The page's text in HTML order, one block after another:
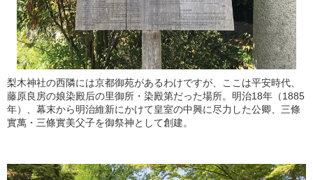
梨木神社の西隣には京都御苑があるわけですが、ここは平安時代、
藤原良房の娘染殿后の里御所・染殿第だった場所。明治18年（1885
年）、幕末から明治維新にかけて皇室の中興に尽力した公卿、三條
實萬・三條實美父子を御祭神として創建。